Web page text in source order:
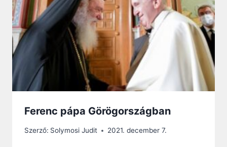
Ferenc pápa Görögországban
Szerző: Solymosi Judit 2021. december 7.